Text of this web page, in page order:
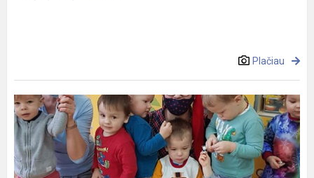
Plačiau
,,Ieškom
dingusio
batuko
su
nykštuku“